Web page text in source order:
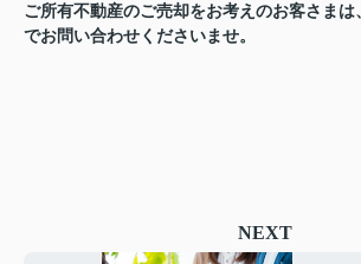
ご所有不動産のご売却をお考えのお客さまは
でお問い合わせくださいませ。
NEXT